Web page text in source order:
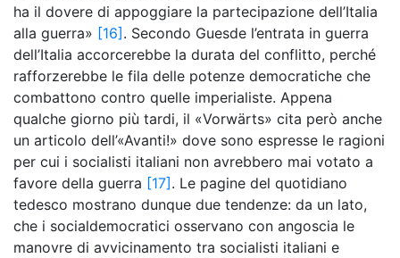
ha il dovere di appoggiare la partecipazione dell’Italia
alla guerra» [16]. Secondo Guesde l’entrata in guerra
dell’Italia accorcerebbe la durata del conflitto, perché
rafforzerebbe le fila delle potenze democratiche che
combattono contro quelle imperialiste. Appena
qualche giorno più tardi, il «Vorwärts» cita però anche
un articolo dell’«Avanti!» dove sono espresse le ragioni
per cui i socialisti italiani non avrebbero mai votato a
favore della guerra [17]. Le pagine del quotidiano
tedesco mostrano dunque due tendenze: da un lato,
che i socialdemocratici osservano con angoscia le
manovre di avvicinamento tra socialisti italiani e